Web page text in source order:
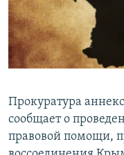
ПОБЕДИТЕЛЕЙ НЕ СУДЯТ?
КРЫМ.НЕПОКОРЕННЫЙ
ELIFBE
ПРИСОЕДИНЯЙТЕСЬ!
Все сайты RFE/RL
Прокуратура
сообщает о
правовой помощи,